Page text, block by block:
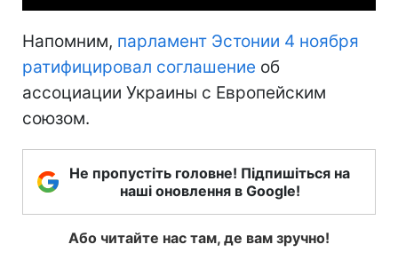
Напомним, парламент Эстонии 4 ноября
ратифицировал соглашение об
ассоциации Украины с Европейским
союзом.
Не пропустіть головне! Підпишіться на
наші оновлення в Google!
Або читайте нас там, де вам зручно!